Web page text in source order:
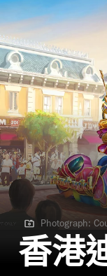
Photograph:
Photograph:
香港